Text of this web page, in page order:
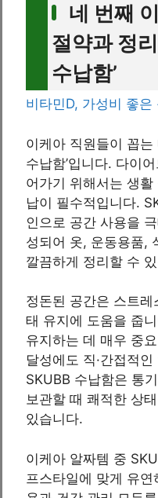
네 번째
절약과 정
수납함’
비타민D, 가성비 좋은
이케아 직원들이 꼽는
수납함’입니다. 다이
어가기 위해서는 생
납이 필수적입니다.
인으로 공간 사용을
성되어 옷, 운동용품,
깔끔하게 정리할 수
정돈된 공간은 스트
태 유지에 도움을 줍
유지하는 데 매우 중
달성에도 직·간접적
SKUBB 수납함은 통
보관할 때 쾌적한 상
있습니다.
이케아 알짜템 중
프스타일에 맞게 유